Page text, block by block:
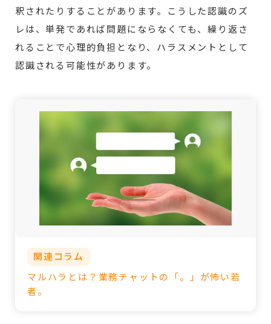
釈されたりすることがあります。こうした認識のズ
レは、単発であれば問題にならなくても、繰り返さ
れることで心理的負担となり、ハラスメントとして
認識される可能性があります。
関連コラム
マルハラとは？業務チャットの「。」が怖い若
者。